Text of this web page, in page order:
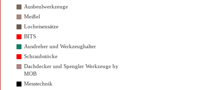
Ausbeulwerkzeuge
Meißel
Locheisensätze
BITS
Ausdreher und Werkzeughalter
Schraubstöcke
Dachdecker und Spengler Werkzeuge by
MOB
Messtechnik